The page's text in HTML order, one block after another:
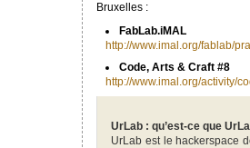
Bruxelles :
FabLab.iMAL
http://www.imal.org/fablab/
Code, Arts & Craft #8
http://www.imal.org/activity/
UrLab : qu’est-ce que
UrLab est le hackerspace